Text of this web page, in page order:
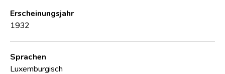
Erscheinungsjahr
1932
Sprachen
Luxemburgisch